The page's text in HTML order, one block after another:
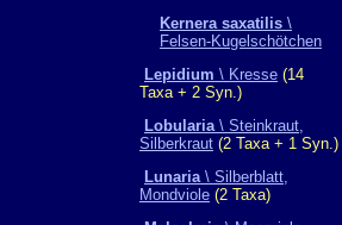
Kernera saxatilis \
Felsen-Kugelschötchen
Lepidium \ Kresse (14
Taxa + 2 Syn.)
Lobularia\ Steinkraut,
Silberkraut (2 Taxa + 1 Syn.)
Lunaria\ Silberblatt,
Mondviole (2 Taxa)